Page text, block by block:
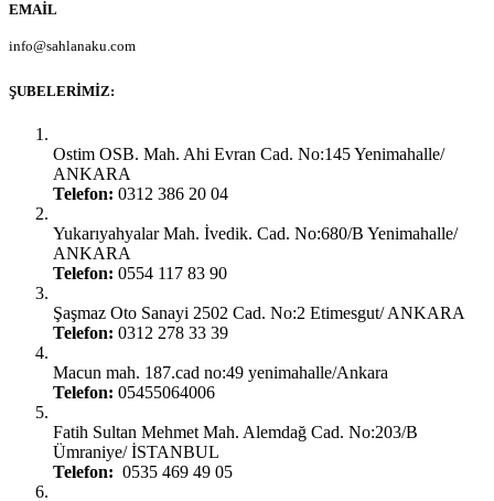
EMAIL
info@sahlanaku.com
ŞUBELERIMIZ:
Ostim OSB. Mah. Ahi Evran Cad. No:145 Yenimahalle/
ANKARA
Telefon: 0312 386 20 04
Yukarıyahyalar Mah. İvedik. Cad. No:680/B Yenimahalle/
ANKARA
Telefon: 0554 117 83 90
Şaşmaz Oto Sanayi 2502 Cad. No:2 Etimesgut/ ANKARA
Telefon: 0312 278 33 39
Macun mah. 187.cad no:49 yenimahalle/Ankara
Telefon: 05455064006
Fatih Sultan Mehmet Mah. Alemdağ Cad. No:203/B
Ümraniye/ İSTANBUL
Telefon: 0535 469 49 05